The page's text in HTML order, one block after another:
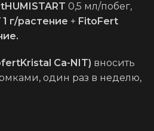
0,5 мл/побег,
1 г/растение + FitoFert
Ca-NIT) вносить
один раз в неделю,